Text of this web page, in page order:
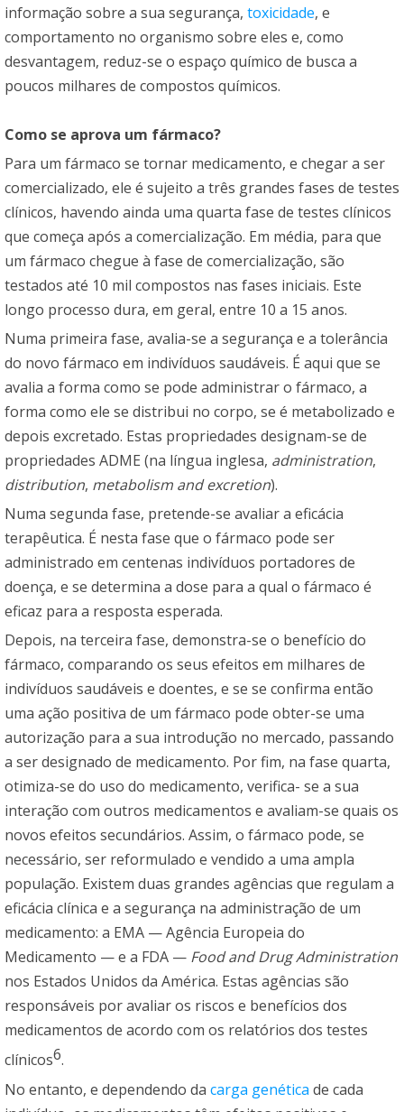
informação sobre a sua segurança, toxicidade, e
comportamento no organismo sobre eles e, como
desvantagem, reduz-se o espaço químico de busca a
poucos milhares de compostos químicos.
Como se aprova um fármaco?
Para um fármaco se tornar medicamento, e chegar a ser
comercializado, ele é sujeito a três grandes fases de testes
clínicos, havendo ainda uma quarta fase de testes clínicos
que começa após a comercialização. Em média, para que
um fármaco chegue à fase de comercialização, são
testados até 10 mil compostos nas fases iniciais. Este
longo processo dura, em geral, entre 10 a 15 anos.
Numa primeira fase, avalia-se a segurança e a tolerância
do novo fármaco em indivíduos saudáveis. É aqui que se
avalia a forma como se pode administrar o fármaco, a
forma como ele se distribui no corpo, se é metabolizado e
depois excretado. Estas propriedades designam-se de
propriedades ADME (na língua inglesa, administration,
distribution, metabolism and excretion).
Numa segunda fase, pretende-se avaliar a eficácia
terapêutica. É nesta fase que o fármaco pode ser
administrado em centenas indivíduos portadores de
doença, e se determina a dose para a qual o fármaco é
eficaz para a resposta esperada.
Depois, na terceira fase, demonstra-se o benefício do
fármaco, comparando os seus efeitos em milhares de
indivíduos saudáveis e doentes, e se se confirma então
uma ação positiva de um fármaco pode obter-se uma
autorização para a sua introdução no mercado, passando
a ser designado de medicamento. Por fim, na fase quarta,
otimiza-se do uso do medicamento, verifica- se a sua
interação com outros medicamentos e avaliam-se quais os
novos efeitos secundários. Assim, o fármaco pode, se
necessário, ser reformulado e vendido a uma ampla
população. Existem duas grandes agências que regulam a
eficácia clínica e a segurança na administração de um
medicamento: a EMA — Agência Europeia do
Medicamento — e a FDA — Food and Drug Administration
nos Estados Unidos da América. Estas agências são
responsáveis por avaliar os riscos e benefícios dos
medicamentos de acordo com os relatórios dos testes
clínicos6.
No entanto, e dependendo da carga genética de cada